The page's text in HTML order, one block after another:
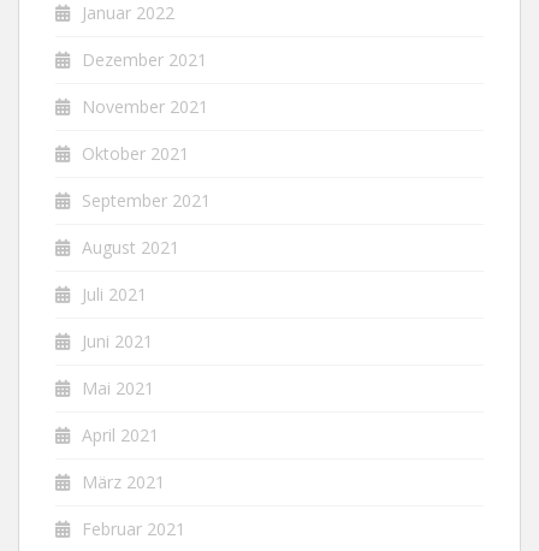
Januar 2022
Dezember 2021
November 2021
Oktober 2021
September 2021
August 2021
Juli 2021
Juni 2021
Mai 2021
April 2021
März 2021
Februar 2021